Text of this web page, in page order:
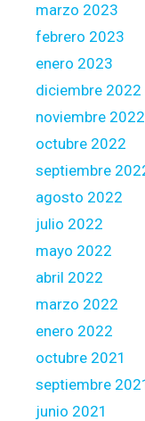
marzo 2023
febrero 2023
enero 2023
diciembre 2022
noviembre 2022
octubre 2022
septiembre
agosto 2022
julio 2022
mayo 2022
abril 2022
marzo 2022
enero 2022
octubre 2021
septiembre
junio 2021